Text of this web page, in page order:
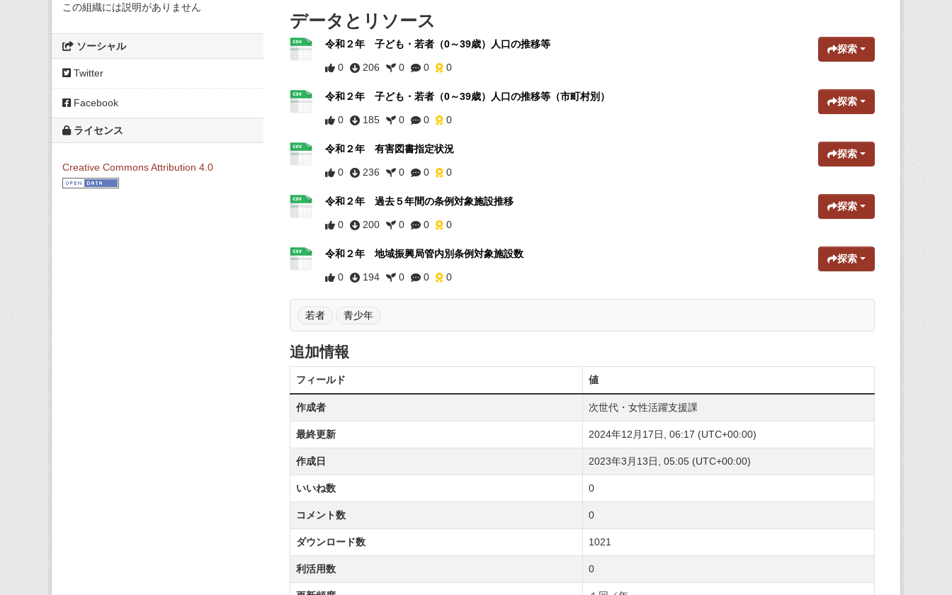
この組織には説明がありません
ソーシャル
Twitter
Facebook
ライセンス
Creative Commons Attribution 4.0
データとリソース
令和２年 子ども・若者（0～39歳）人口の推移等
0 206 0 0 0
探索
令和２年 子ども・若者（0～39歳）人口の推移等（市町村別）
0 185 0 0 0
探索
令和２年 有害図書指定状況
0 236 0 0 0
探索
令和２年 過去５年間の条例対象施設推移
0 200 0 0 0
探索
令和２年 地域振興局管内別条例対象施設数
0 194 0 0 0
探索
若者 青少年
追加情報
フィールド 値
作成者 次世代・女性活躍支援課
最終更新 2024年12月17日, 06:17 (UTC+00:00)
作成日 2023年3月13日, 05:05 (UTC+00:00)
いいね数 0
コメント数 0
ダウンロード数 1021
利活用数 0